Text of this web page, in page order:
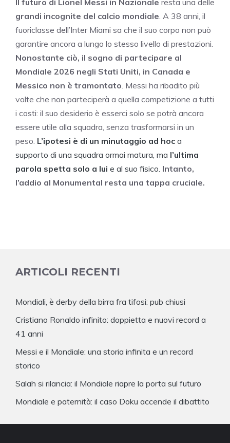
grandi incognite del calcio mondiale . A 38 anni, il
fuoriclasse dell’Inter Miami sa che il suo corpo non può
garantire ancora a lungo lo stesso livello di prestazioni.
Nonostante ciò, il sogno di partecipare al
Mondiale 2026 negli Stati Uniti, in Canada e
Messico non è tramontato . Messi ha ribadito più
volte che non parteciperà a quella competizione a tutti
i costi: il suo desiderio è esserci solo se potrà ancora
essere utile alla squadra, senza trasformarsi in un
peso. L’ipotesi è di un minutaggio ad hoc a
supporto di una squadra ormai matura, ma l’ultima
parola spetta solo a lui e al suo fisico. Intanto,
l’addio al Monumental resta una tappa cruciale.
ARTICOLI RECENTI
Mondiali, è derby della birra fra tifosi: pub chiusi
Cristiano Ronaldo infinito: doppietta e nuovi record a
41 anni
Messi e il Mondiale: una storia infinita e un record
storico
Salah si rilancia: il Mondiale riapre la porta sul futuro
Mondiale e paternità: il caso Doku accende il dibattito